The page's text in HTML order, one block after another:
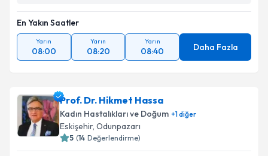
En Yakın Saatler
Yarın
08:00
Yarın
08:20
Yarın
08:40 Daha Fazla
Prof. Dr. Hikmet Hassa
Kadın Hastalıkları ve Doğum +1diğer
Eskişehir, Odunpazarı
5 (14 Değerlendirme)